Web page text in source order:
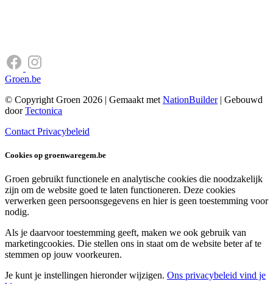
Groen.be
© Copyright Groen 2026 | Gemaakt met NationBuilder| Gebouwd
doorTectonica
Contact Privacybeleid
Cookies op groenwaregem.be
Groen gebruikt functionele en analytische cookies die noodzakelijk
zijn om de website goed te laten functioneren. Deze cookies
verwerken geen persoonsgegevens en hier is geen toestemming voor
nodig.
Als je daarvoor toestemming geeft, maken we ook gebruik van
marketingcookies. Die stellen ons in staat om de website beter af te
stemmen op jouw voorkeuren.
Je kunt je instellingen hieronder wijzigen. Ons privacybeleid vind je